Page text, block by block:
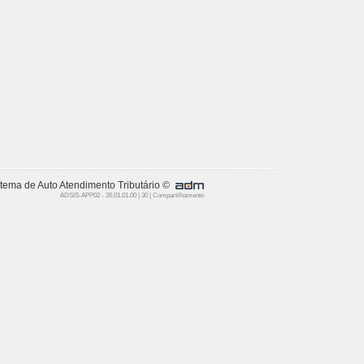
de Auto Atendimento Tributário ©
ADSIS-APP02 - 26.01.01.00 | 30 | Compartilhamento